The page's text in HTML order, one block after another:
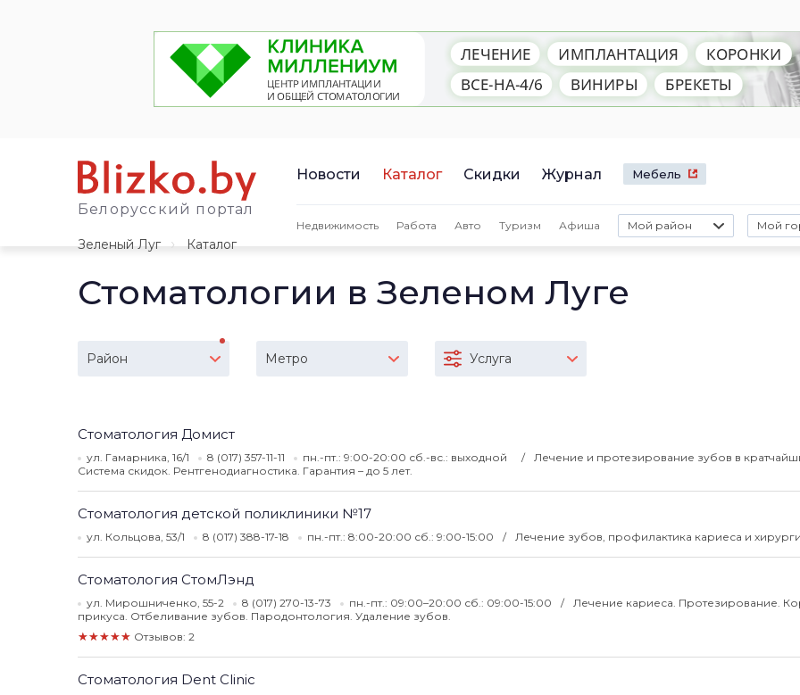
Белорусский портал
Новости Каталог Скидки Журнал Мебель
Недвижимость Работа Авто Туризм Афиша Мой район Мой
Зеленый Луг
Каталог
Стоматологии в Зеленом Луге
Район Метро Услуга
Стоматология Домист
ул. Гамарника, 16/1 8 (017) 357-11-11 пн.-пт.: 9:00-20:00 сб.-вс.: выходной
Лечение и протезирование зубов в
Система скидок. Рентгенодиагностика. Гарантия – до 5 лет.
Стоматология детской поликлиники №17
ул. Кольцова, 53/1 8 (017) 388-17-18 пн.-пт.: 8:00-20:00 сб.: 9:00-15:00 Лечение зубов, профилактика кариеса и
Стоматология СтомЛэнд
ул. Мирошниченко, 55-2 8 (017) 270-13-73 пн.-пт.: 09:00–20:00 сб.: 09:00-15:00
Лечение кариеса. Протезирование.
прикуса. Отбеливание зубов. Пародонтология. Удаление зубов.
★★★★★ Отзывов: 2
Стоматология Dent Clinic